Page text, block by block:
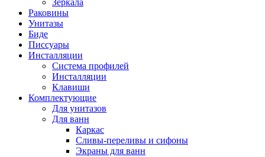
Зеркала
Раковины
Унитазы
Биде
Писсуары
Инсталляции
Система профилей
Инсталляции
Клавиши
Комплектующие
Для унитазов
Для ванн
Каркас
Сливы-переливы и сифоны
Экраны для ванн